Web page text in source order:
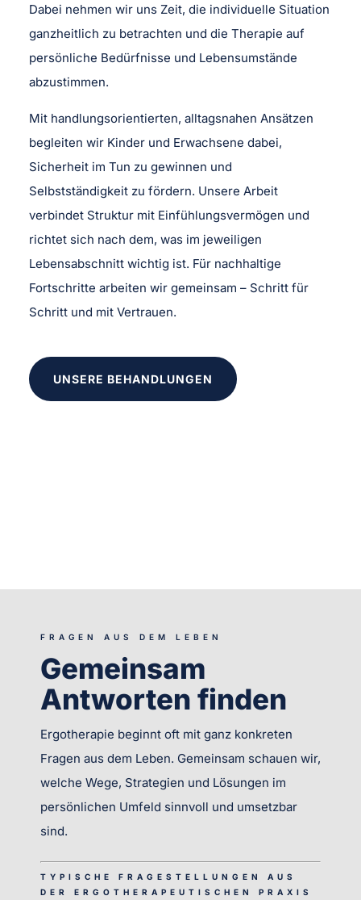
Dabei nehmen wir uns Zeit, die individuelle Situation
ganzheitlich zu betrachten und die Therapie auf
persönliche Bedürfnisse und Lebensumstände
abzustimmen.
Mit handlungsorientierten, alltagsnahen Ansätzen
begleiten wir Kinder und Erwachsene dabei,
Sicherheit im Tun zu gewinnen und
Selbstständigkeit zu fördern. Unsere Arbeit
verbindet Struktur mit Einfühlungsvermögen und
richtet sich nach dem, was im jeweiligen
Lebensabschnitt wichtig ist. Für nachhaltige
Fortschritte arbeiten wir gemeinsam – Schritt für
Schritt und mit Vertrauen.
UNSERE BEHANDLUNGEN
FRAGEN AUS DEM LEBEN
Gemeinsam
Antworten finden
Ergotherapie beginnt oft mit ganz konkreten
Fragen aus dem Leben. Gemeinsam schauen wir,
welche Wege, Strategien und Lösungen im
persönlichen Umfeld sinnvoll und umsetzbar
sind.
TYPISCHE FRAGESTELLUNGEN AUS
DER ERGOTHERAPEUTISCHEN PRAXIS